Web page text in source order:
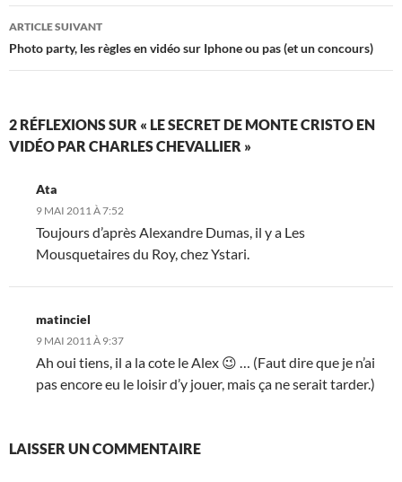
ARTICLE SUIVANT
Photo party, les règles en vidéo sur Iphone ou pas (et un concours)
2 RÉFLEXIONS SUR « LE SECRET DE MONTE CRISTO EN
VIDÉO PAR CHARLES CHEVALLIER »
Ata
9 MAI 2011 À 7:52
Toujours d’après Alexandre Dumas, il y a Les
Mousquetaires du Roy, chez Ystari.
matinciel
9 MAI 2011 À 9:37
Ah oui tiens, il a la cote le Alex 😉 … (Faut dire que je n’ai
pas encore eu le loisir d’y jouer, mais ça ne serait tarder.)
LAISSER UN COMMENTAIRE